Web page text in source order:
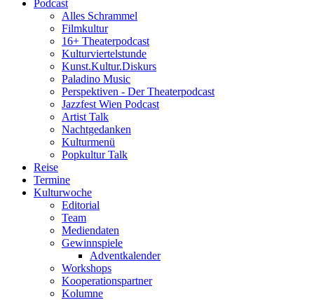
Podcast
Alles Schrammel
Filmkultur
16+ Theaterpodcast
Kulturviertelstunde
Kunst.Kultur.Diskurs
Paladino Music
Perspektiven - Der Theaterpodcast
Jazzfest Wien Podcast
Artist Talk
Nachtgedanken
Kulturmenü
Popkultur Talk
Reise
Termine
Kulturwoche
Editorial
Team
Mediendaten
Gewinnspiele
Adventkalender
Workshops
Kooperationspartner
Kolumne